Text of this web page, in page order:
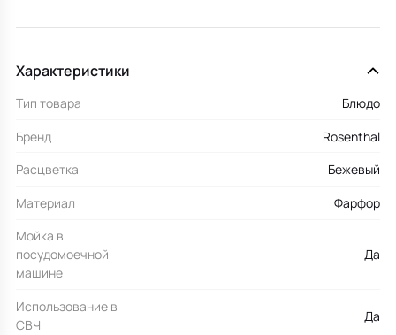
Характеристики
Тип товара
Блюдо
Бренд
Rosenthal
Расцветка
Бежевый
Материал
Фарфор
Мойка в
посудомоечной
машине
Да
Использование в
СВЧ
Да